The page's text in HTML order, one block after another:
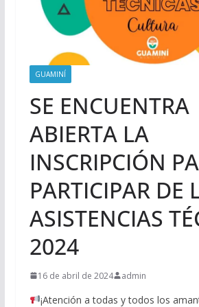
GUAMINÍ
SE ENCUENTRA
ABIERTA LA
INSCRIPCIÓN
PARTICIPAR DE
ASISTENCIAS
2024
16 de abril de 2024 admin
¡Atención a todas y todos los